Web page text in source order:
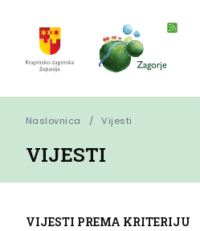
Naslovnica Vijesti
VIJESTI
VIJESTI PREMA KRITERIJU